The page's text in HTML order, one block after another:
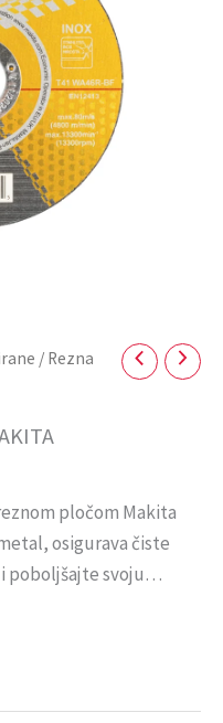
/ Rezna
pločom Makita
osigurava čiste
i poboljšajte svoju…